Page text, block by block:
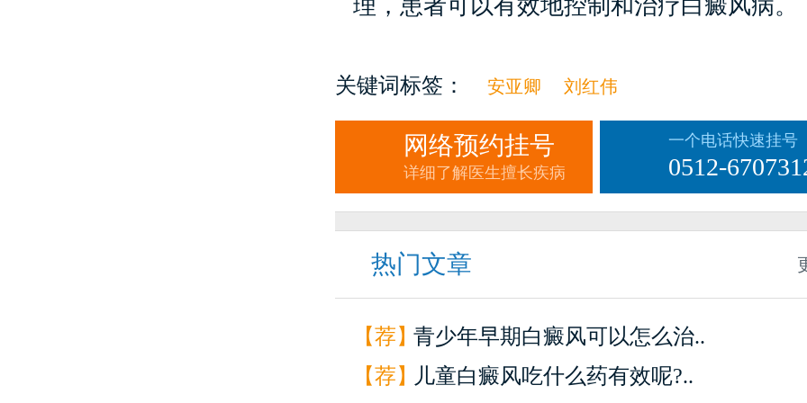
理，患者可以有效地控制和治疗白癜风病。
关键词标签： 安亚卿 刘红伟
网络预约挂号
详细了解医生擅长疾病
一个电话快速挂号
0512-
热门文章
【荐】青少年早期白癜风可以怎么治..
【荐】 儿童白癜风吃什么药有效呢?..